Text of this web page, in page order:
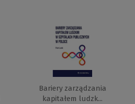
Bariery zarządzania
kapitałem ludzk...